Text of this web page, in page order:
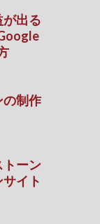
出る
の制作
トーン
イト